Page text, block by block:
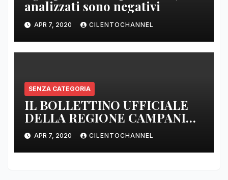
analizzati sono negativi
APR 7, 2020 CILENTOCHANNEL
SENZA CATEGORIA
IL BOLLETTINO UFFICIALE
DELLA REGIONE CAMPANIA
DELLE ORE 22.00
APR 7, 2020 CILENTOCHANNEL